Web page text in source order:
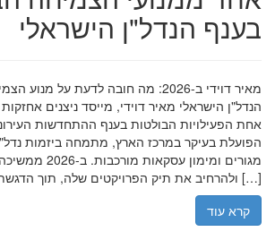
בענף הנדל"ן הישראלי
מאיר דוידי ב-2026: מה חובה לדעת על
הנדל"ן הישראלי מאיר דוידי, מייסד ניצנים אחזקות
אחת הפעילויות הבולטות בענף ההתחדשות
הפועלת בעיקר במרכז הארץ, מתמחה ביזמות
מגורים ומימון
ולהרחיב את תיק הפרויקטים שלה, תוך הדגשת ערכי […]
קרא עוד